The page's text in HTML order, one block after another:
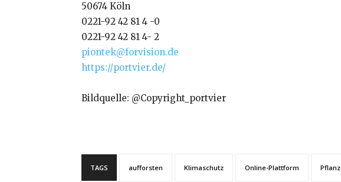
50674 Köln
0221-92 42 81 4 -0
0221-92 42 81 4- 2
piontek@forvision.de
https://portvier.de/
Bildquelle: @Copyright_portvier
TAGS aufforsten Klimaschutz Online-Plattform